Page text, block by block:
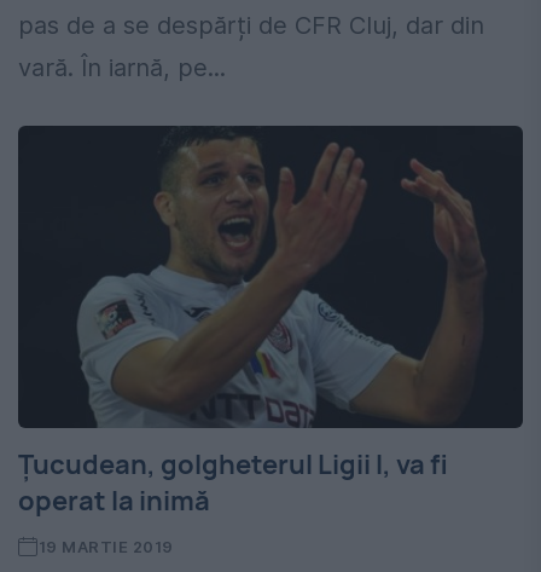
pas de a se despărți de CFR Cluj, dar din
vară. În iarnă, pe...
Țucudean, golgheterul Ligii I, va fi
operat la inimă
19 MARTIE 2019